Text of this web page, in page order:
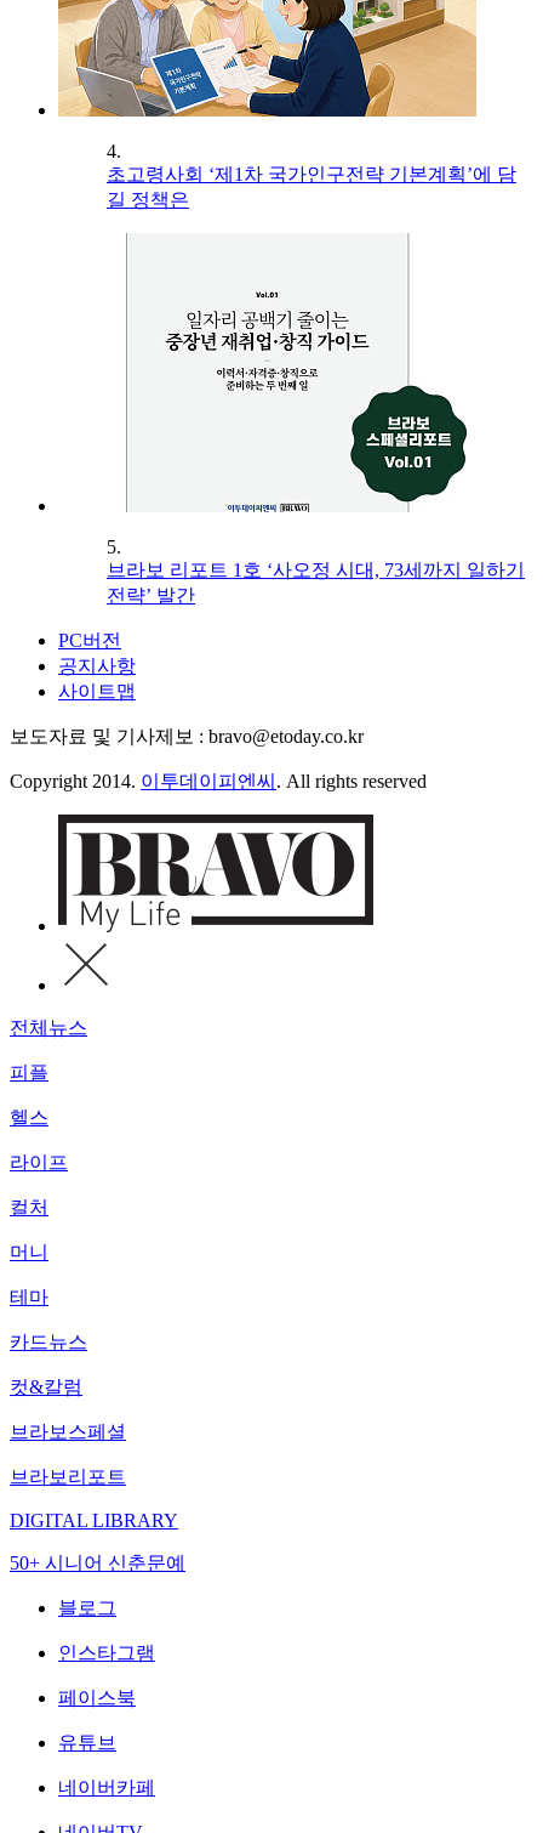
4.
초고령사회 ‘제1차 국가인구전략 기본계획’에 담
길 정책은
5.
브라보 리포트 1호 ‘사오정 시대, 73세까지 일하기
전략’ 발간
PC버전
공지사항
사이트맵
보도자료 및 기사제보 : bravo@etoday.co.kr
Copyright 2014. 이투데이피엔씨 . All rights reserved
전체뉴스
피플
헬스
라이프
컬처
머니
테마
카드뉴스
컷&칼럼
브라보스페셜
브라보리포트
DIGITAL LIBRARY
50+ 시니어 신춘문예
블로그
인스타그램
페이스북
유튜브
네이버카페